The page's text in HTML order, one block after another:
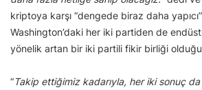
kriptoya karşı “dengede biraz daha
Washington’daki her iki partiden de
yönelik artan bir iki partili fikir birliği
“Takip ettiğimiz kadarıyla, her iki sonuç